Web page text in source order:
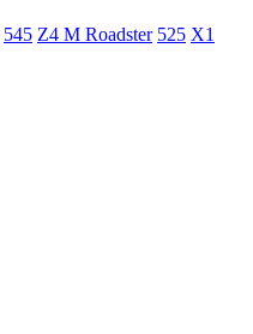
545 Z4 M Roadster 525 X1